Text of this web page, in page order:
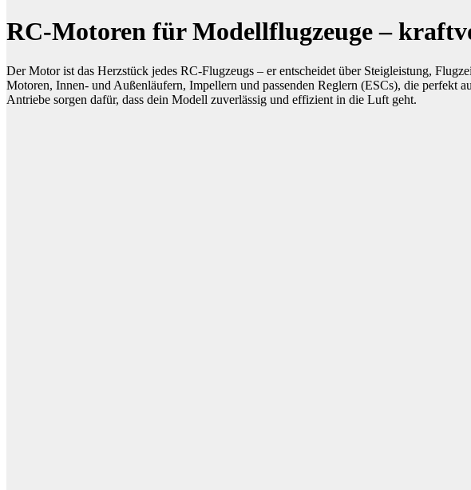
RC-Motoren für Modellflugzeuge –
Der Motor ist das Herzstück jedes RC-Flugzeugs – er entscheidet über Steigleistung,
Motoren, Innen- und Außenläufern, Impellern und passenden Reglern (ESCs), die perfekt
Antriebe sorgen dafür, dass dein Modell zuverlässig und effizient in die Luft geht.